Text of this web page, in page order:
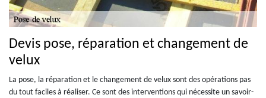
Devis pose, réparation et changement de
velux
La pose, la réparation et le changement de velux sont des opérations pas
du tout faciles à réaliser. Ce sont des interventions qui nécessite un savoir-